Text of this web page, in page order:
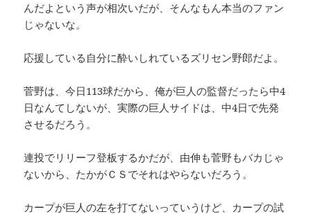
んだよという声が相次いだが、そんなもん本当のファン
じゃないな。
応援している自分に酔いしれているズリセン野郎だよ。
菅野は、今日113球だから、俺が巨人の監督だったら中4
日なんてしないが、実際の巨人サイドは、中4日で先発
させるだろう。
連投でリリーフ登板するかだが、由伸も菅野もバカじゃ
ないから、たかがＣＳでそれはやらないだろう。
カープが巨人の左を打てないっていうけど、カープの試